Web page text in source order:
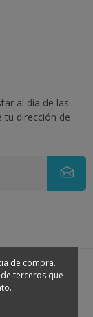
al día de las
tu dirección de
de compra.
terceros que